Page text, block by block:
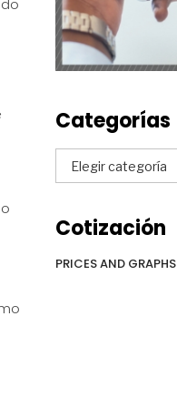
Categorías
Categorías
Cotización
PRICES AND GRAPHS